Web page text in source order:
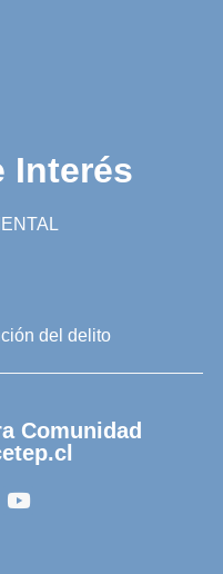
Interés
del delito
Comunidad